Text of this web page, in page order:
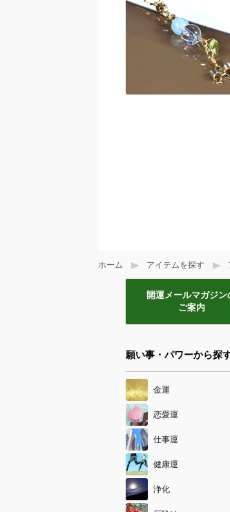
ホーム アイテムを探す
開運メールマガジン
ご案内
願い事・パワーから探
金運
恋愛運
仕事運
健康運
浄化